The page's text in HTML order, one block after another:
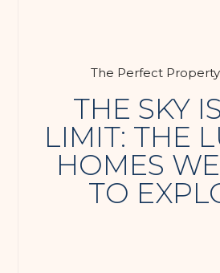
The Perfect
THE SKY
LIMIT: THE
HOMES
TO